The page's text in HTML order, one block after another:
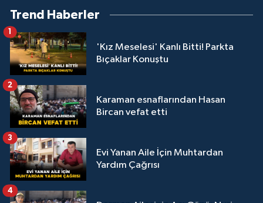
Trend Haberler
'Kız Meselesi' Kanlı Bitti! Parkta
Bıçaklar Konuştu
1
Karaman esnaflarından Hasan
Bircan vefat etti
2
Evi Yanan Aile İçin Muhtardan
Yardım Çağrısı
3
4